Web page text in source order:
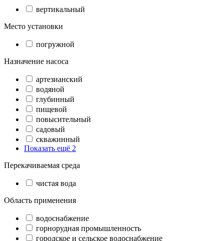
вертикальный
Место установки
погружной
Назначение насоса
артезианский
водяной
глубинный
пищевой
повысительный
садовый
скважинный
Показать ещё 2
Перекачиваемая среда
чистая вода
Область применения
водоснабжение
горнорудная промышленность
городское и сельское водоснабжение